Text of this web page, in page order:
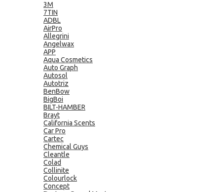
3M
7TIN
ADBL
AirPro
Allegrini
Angelwax
APP
Aqua Cosmetics
Auto Graph
Autosol
Autotriz
BenBow
BigBoi
BILT-HAMBER
Brayt
California Scents
Car Pro
Cartec
Chemical Guys
Cleantle
Colad
Collinite
Colourlock
Concept